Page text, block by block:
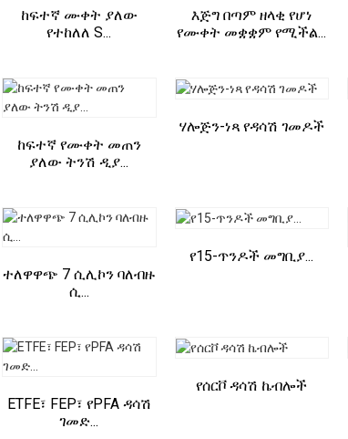
ከፍተኛ ሙቀት ያለው
የተከለለ S...
እጅግ በጣም ዘላቂ የሆነ
የሙቀት መቋቋም የሚችል...
ከፍተኛ የሙቀት መጠን
ያለው ትንሽ ዲያ...
ሃሎጅን-ነጻ የዳሳሽ ገመዶች
ተለዋዋጭ 7 ሲሊኮን ባለብዙ
ሲ...
የ15-ጥንዶች መግቢያ...
ETFE፣ FEP፣ የPFA ዳሳሽ
ገመድ...
የሰርቮ ዳሳሽ ኬብሎች